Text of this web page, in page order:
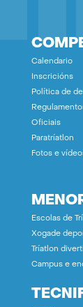
Calendario
Inscricións
Política de
Oficiais
Paratríatlon
Fotos e
Escolas de
Xogade
Tríatlon
Campus e